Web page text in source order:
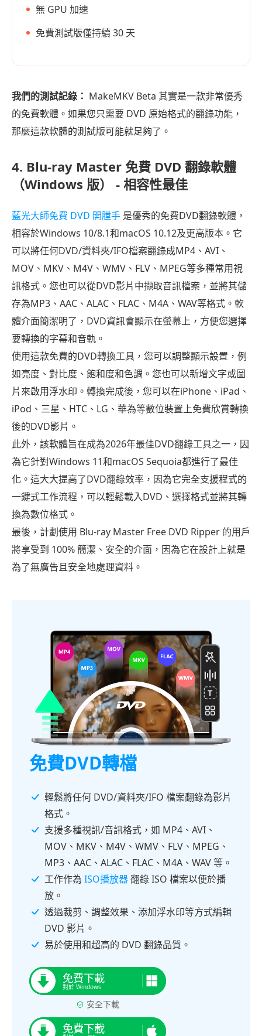
無 GPU 加速
免費測試版僅持續 30 天
我們的測試記錄： MakeMKV Beta 其實是一款非常優秀
的免費軟體。如果您只需要 DVD 原始格式的翻錄功能，
那麼這款軟體的測試版可能就足夠了。
4. Blu-ray Master 免費 DVD 翻錄軟體
（Windows 版） - 相容性最佳
藍光大師免費 DVD 開膛手 是優秀的免費DVD翻錄軟體，
相容於Windows 10/8.1和macOS 10.12及更高版本。它
可以將任何DVD/資料夾/IFO檔案翻錄成MP4、AVI、
MOV、MKV、M4V、WMV、FLV、MPEG等多種常用視
訊格式。您也可以從DVD影片中擷取音訊檔案，並將其儲
存為MP3、AAC、ALAC、FLAC、M4A、WAV等格式。軟
體介面簡潔明了，DVD資訊會顯示在螢幕上，方便您選擇
要轉換的字幕和音軌。
使用這款免費的DVD轉換工具，您可以調整顯示設置，例
如亮度、對比度、飽和度和色調。您也可以新增文字或圖
片來啟用浮水印。轉換完成後，您可以在iPhone、iPad、
iPod、三星、HTC、LG、華為等數位裝置上免費欣賞轉換
後的DVD影片。
此外，該軟體旨在成為2026年最佳DVD翻錄工具之一，因
為它針對Windows 11和macOS Sequoia都進行了最佳
化。這大大提高了DVD翻錄效率，因為它完全支援程式的
一鍵式工作流程，可以輕鬆載入DVD、選擇格式並將其轉
換為數位格式。
最後，計劃使用 Blu-ray Master Free DVD Ripper 的用戶
將享受到 100% 簡潔、安全的介面，因為它在設計上就是
為了無廣告且安全地處理資料。
免費DVD轉檔
輕鬆將任何 DVD/資料夾/IFO 檔案翻錄為影片
格式。
支援多種視訊/音訊格式，如 MP4、AVI、
MOV、MKV、M4V、WMV、FLV、MPEG、
MP3、AAC、ALAC、FLAC、M4A、WAV 等。
工作作為 ISO播放器翻錄 ISO 檔案以便於播
放。
透過裁剪、調整效果、添加浮水印等方式編輯
DVD 影片。
易於使用和超高的 DVD 翻錄品質。
安全下載